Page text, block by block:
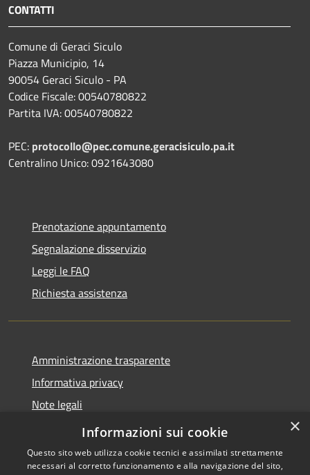
CONTATTI
Comune di Geraci Siculo
Piazza Municipio, 14
90054 Geraci Siculo - PA
Codice Fiscale: 00540780822
Partita IVA: 00540780822
PEC: protocollo@pec.comune.geracisiculo.pa.it
Centralino Unico: 0921643080
Prenotazione appuntamento
Segnalazione disservizio
Leggi le FAQ
Richiesta assistenza
Amministrazione trasparente
Informativa privacy
Note legali
Dichiarazione di accessibilità
×
Informazioni sui cookie
Questo sito web utilizza cookie tecnici e assimilati strettamente
necessari al corretto funzionamento e alla navigazione del sito,